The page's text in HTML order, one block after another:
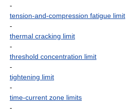
-
tension-and-compression fatigue limit
-
thermal cracking limit
-
threshold concentration limit
-
tightening limit
-
time-current zone limits
-